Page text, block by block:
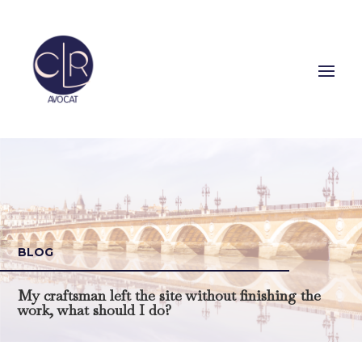
BLOG
My craftsman left the site without finishing the
work, what should I do?